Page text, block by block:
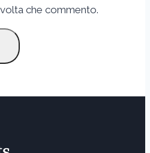
che commento.